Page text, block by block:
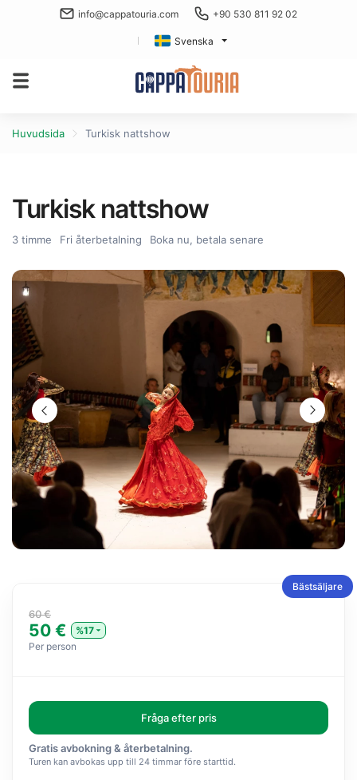
info@cappatouria.com +90 530 811 92 02
Svenska
Huvudsida Turkisk nattshow
Turkisk nattshow
3 timme Fri återbetalning Boka nu, betala senare
Bästsäljare
60 €
50 €
%17
Per person
Fråga efter pris
Gratis avbokning & återbetalning.
Turen kan avbokas upp till 24 timmar före starttid.